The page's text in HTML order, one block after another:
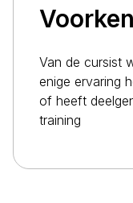
Van de cursist
enige ervaring
of heeft
training